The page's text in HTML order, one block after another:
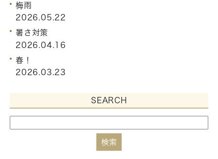
梅雨
2026.05.22
暑さ対策
2026.04.16
春！
2026.03.23
SEARCH